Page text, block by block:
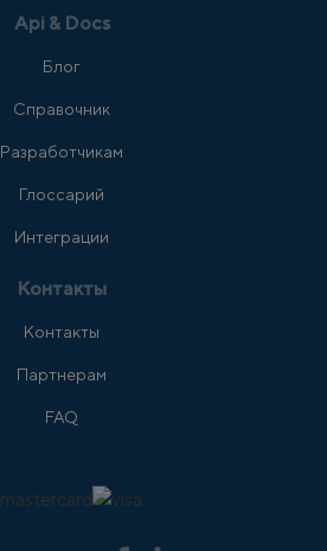
Api & Docs
Блог
Справочник
Разработчикам
Глоссарий
Интеграции
Контакты
Контакты
Партнерам
FAQ